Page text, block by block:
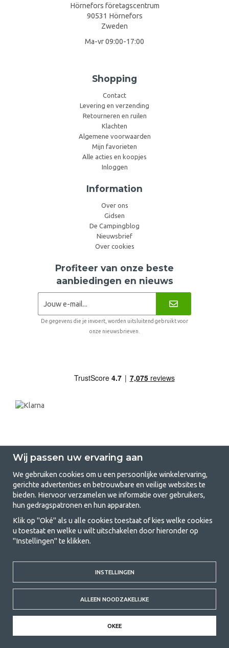
Hörnefors företagscentrum
90531 Hörnefors
Zweden
Ma-vr 09:00-17:00
Shopping
Contact
Levering en verzending
Retourneren en ruilen
Klachten
Algemene voorwaarden
Mijn favorieten
Alle acties en koopjes
Inloggen
Information
Over ons
Gidsen
De Campingblog
Nieuwsbrief
Over cookies
Profiteer van onze beste
aanbiedingen en nieuws
De gegevens die je invoert, worden uitsluitend gebruikt voor
onze nieuwsbrieven.
GetCamping.nl - Jouw winkel voor
kamperen en buitenleven
Kamperen kan een levensstijl zijn of een manier om het gezin samen te
brengen voor een gezamenlijk avontuur. Welke categorie je ook kiest,
bij ons vind je alles wat je nodig hebt aan kampeeraccessoires. Wij
bieden wij zeer scherpe prijzen voor familietenten, caravanluifels en alle
andere uitrusting voor kamperen en buitenleven. Ons doel is om in elke
prijsklasse de beste kampeeruitrusting te leveren wat betreft kwaliteit
en functionaliteit. Neem gerust contact met ons op als je iets mist of
meer wilt weten.
© 2020 GetCamping. All rights reserved.
Wij passen uw ervaring aan
We gebruiken cookies om u een persoonlijke winkelervaring,
gerichte advertenties en betrouwbare en veilige websites te
bieden. Hiervoor verzamelen we informatie over gebruikers,
hun gedragspatronen en hun apparaten.
Klik op "Oké" als u alle cookies toestaat of kies welke cookies
u toestaat en welke u wilt uitschakelen door hieronder op
"Instellingen" te klikken.
INSTELLINGEN
ALLEEN NOODZAKELIJKE
OKEE